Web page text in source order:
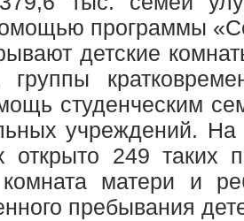
программы
детские
студенческим
учреждений.
открыто 249 таких
матери и
пребывания